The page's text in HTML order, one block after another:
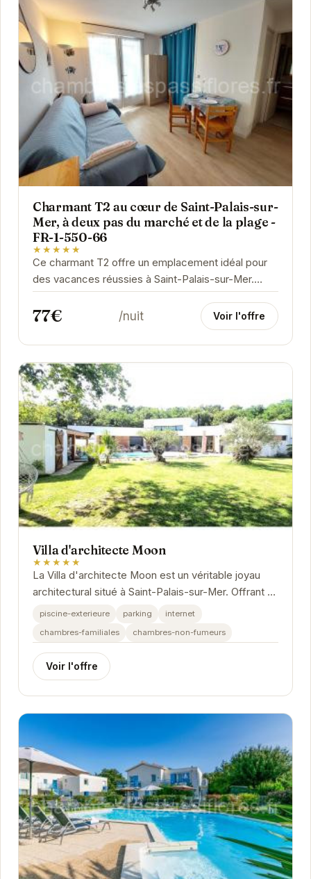
Charmant T2 au cœur de Saint-Palais-sur-
Mer, à deux pas du marché et de la plage -
FR-1-550-66
★★★★★
Ce charmant T2 offre un emplacement idéal pour
des vacances réussies à Saint-Palais-sur-Mer.
Proche de la plage et du marché, vous pourrez...
77€ /nuit Voir l'offre
Villa d'architecte Moon
★★★★★
La Villa d'architecte Moon est un véritable joyau
architectural situé à Saint-Palais-sur-Mer. Offrant un
cadre luxueux et des prestations haut de...
piscine-exterieure parking
internet
chambres-familiales
chambres-non-fumeurs
Voir l'offre